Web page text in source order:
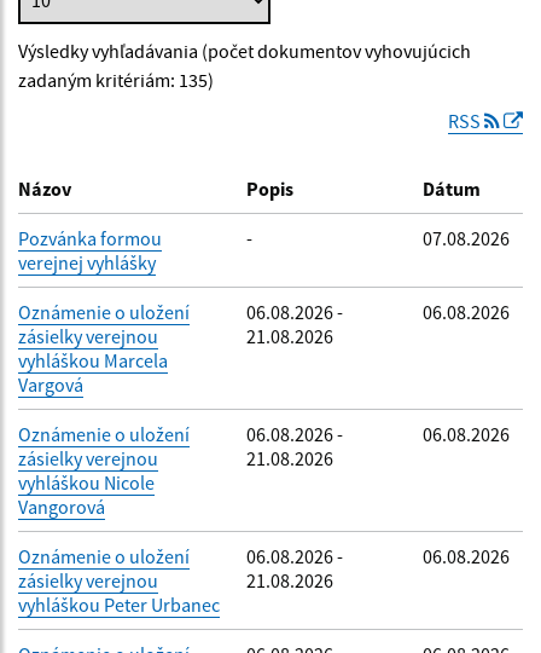
Dátum zverejnenia od:
Filtrovať
Výsledky vyhľadávania (počet dokumentov vyhovujúcich
zadaným kritériám: 135)
RSS
Názov Popis Dátum
Pozvánka formou
verejnej vyhlášky
- 07.08.2026
Oznámenie o uložení
zásielky verejnou
vyhláškou Marcela
Vargová
06.08.2026 -
21.08.2026
06.08.2026
Oznámenie o uložení
zásielky verejnou
vyhláškou Nicole
Vangorová
06.08.2026 -
21.08.2026
06.08.2026
Oznámenie o uložení
zásielky verejnou
vyhláškou Peter Urbanec
06.08.2026 -
21.08.2026
06.08.2026